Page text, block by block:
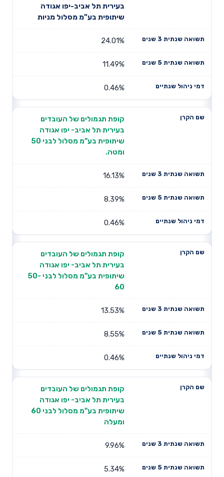
שנתית 3
שנתית 5
שנים
בעירית תל אביב-יפו אגודה
שיתופית בע"מ מסלול מניות
24.01%
11.49%
0.46%
קופת תגמולים של העובדים
בעירית תל אביב- יפו אגודה
שיתופית בע"מ מסלול לבני 50
ומטה.
16.13%
8.39%
0.46%
קופת תגמולים של העובדים
בעירית תל אביב- יפו אגודה
שיתופית בע"מ מסלול לבני 50-
60
13.53%
8.55%
0.46%
קופת תגמולים של העובדים
בעירית תל אביב- יפו אגודה
שיתופית בע"מ מסלול לבני 60
ומעלה
9.96%
5.34%